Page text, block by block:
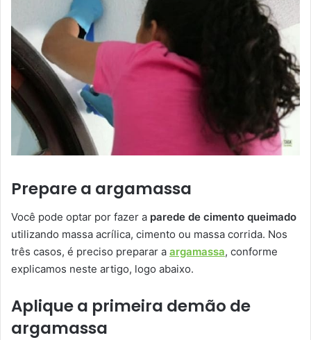
Prepare a argamassa
Você pode optar por fazer a parede de cimento queimado
utilizando massa acrílica, cimento ou massa corrida. Nos
três casos, é preciso preparar a argamassa, conforme
explicamos neste artigo, logo abaixo.
Aplique a primeira demão de
argamassa